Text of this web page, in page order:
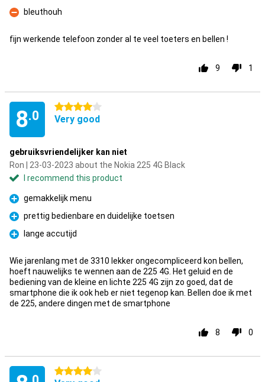
Con
bleuthouh
fijn werkende telefoon zonder al te veel toeters en bellen !
9 1
8.0
4 stars
Very good
gebruiksvriendelijker kan niet
Ron | 23-03-2023 about the Nokia 225 4G Black
I recommend this product
Pro
gemakkelijk menu
Pro
prettig bedienbare en duidelijke toetsen
Pro
lange accutijd
Wie jarenlang met de 3310 lekker ongecompliceerd kon bellen,
hoeft nauwelijks te wennen aan de 225 4G. Het geluid en de
bediening van de kleine en lichte 225 4G zijn zo goed, dat de
smartphone die ik ook heb er niet tegenop kan. Bellen doe ik met
de 225, andere dingen met de smartphone
8 0
4 stars